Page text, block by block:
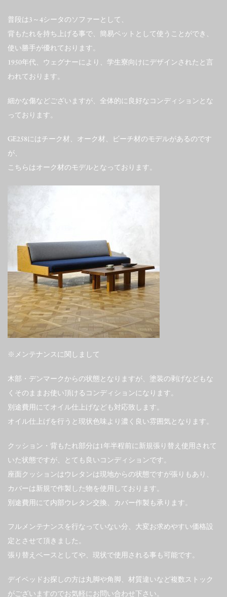
普段は3～4シータのソファーとして、
背もたれを持ち上げる事で、簡易ベットとして使うことができ、
使い勝手が優れております。
1950年代、ウェグナーにより、学生寮向けにデザインされたと言
われております。
細かな傷などございますが、全体的に良好なコンディションとな
っております。
GE258にはチーク材、オーク材、ビーチ材のモデルがあるのです
が、
こちらはオーク材のモデルとなっております。
※メンテナンスに関しまして
木部・デンマークからの状態となりますが、塗装の剥げなどもな
くそのままお使い頂けるコンディションになります。
別途費用にてオイル仕上げなども対応致します。
オイル仕上げを行うと現状色味より濃く良い雰囲気となります。
クッション・背もたれ部分は1年半程前に新規張り替え使用されて
いた状態ですが、とても良いコンディションです。
座面クッションはウレタンは現地からの状態ですが張りもあり、
カバーは新規で作製した物を使用しております。
別途費用にて内部ウレタン交換、カバー作製も承ります。
フルメンテナンスを行なっていない分、大変お求めやすい価格設
定とさせて頂きました。
張り替えベースとしてや、現状で使用される事も可能です。
デイベッドお探しの方は丸脚や角脚、材質違いなど複数ストック
がございますのでお気軽にお問い合わせ下さい。